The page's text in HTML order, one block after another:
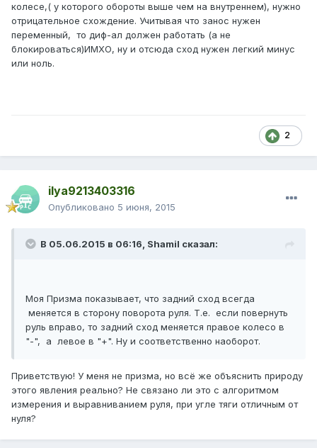
колесе,( у которого обороты выше чем на внутреннем), нужно
отрицательное схождение. Учитывая что занос нужен
переменный, то диф-ал должен работать (а не
блокироваться)ИМХО, ну и отсюда сход нужен легкий минус
или ноль.
2
ilya9213403316
Опубликовано 5 июня, 2015
В 05.06.2015 в 06:16, Shamil сказал:
Моя Призма показывает, что задний сход всегда
меняется в сторону поворота руля. Т.е. если повернуть
руль вправо, то задний сход меняется правое колесо в
"-", а левое в "+". Ну и соответственно наоборот.
Приветствую! У меня не призма, но всё же объяснить природу
этого явления реально? Не связано ли это с алгоритмом
измерения и выравниванием руля, при угле тяги отличным от
нуля?